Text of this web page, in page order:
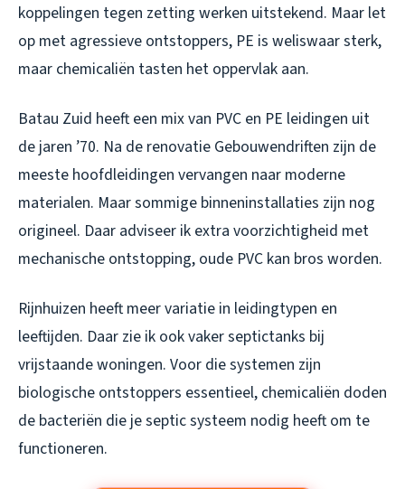
koppelingen tegen zetting werken uitstekend. Maar let
op met agressieve ontstoppers, PE is weliswaar sterk,
maar chemicaliën tasten het oppervlak aan.
Batau Zuid heeft een mix van PVC en PE leidingen uit
de jaren ’70. Na de renovatie Gebouwendriften zijn de
meeste hoofdleidingen vervangen naar moderne
materialen. Maar sommige binneninstallaties zijn nog
origineel. Daar adviseer ik extra voorzichtigheid met
mechanische ontstopping, oude PVC kan bros worden.
Rijnhuizen heeft meer variatie in leidingtypen en
leeftijden. Daar zie ik ook vaker septictanks bij
vrijstaande woningen. Voor die systemen zijn
biologische ontstoppers essentieel, chemicaliën doden
de bacteriën die je septic systeem nodig heeft om te
functioneren.